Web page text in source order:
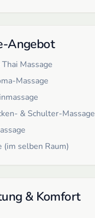
Angebot
Massage
Massage
& Schulter-Massage
(im selben Raum)
& Komfort